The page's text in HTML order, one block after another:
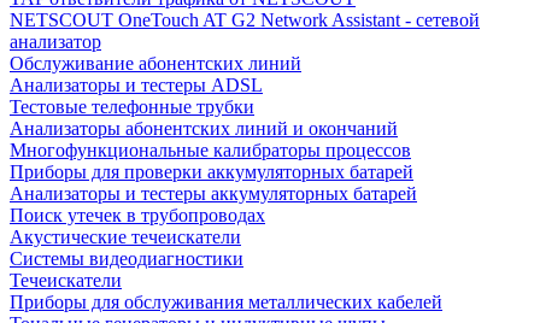
NETSCOUT OneTouch AT G2 Network Assistant - сетевой
анализатор
Обслуживание абонентских линий
Анализаторы и тестеры ADSL
Тестовые телефонные трубки
Анализаторы абонентских линий и окончаний
Многофункциональные калибраторы процессов
Приборы для проверки аккумуляторных батарей
Анализаторы и тестеры аккумуляторных батарей
Поиск утечек в трубопроводах
Акустические течеискатели
Системы видеодиагностики
Течеискатели
Приборы для обслуживания металлических кабелей